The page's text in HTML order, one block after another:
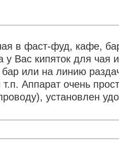
в фаст-фуд, кафе,
у Вас кипяток для чая
бар или на линию
Аппарат очень
установлен